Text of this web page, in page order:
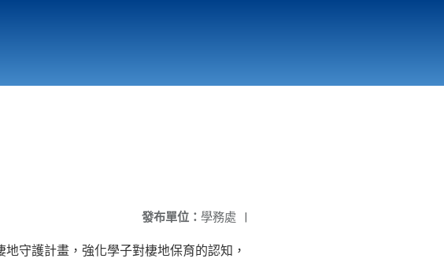
發布單位： 學務處 |
守護計畫，強化學子對棲地保育的認知，